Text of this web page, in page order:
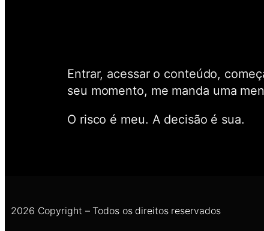
Entrar, acessar o conteúdo,
seu momento, me manda uma
O risco é meu. A decisão é sua.
2026 Copyright – Todos os direitos reservados